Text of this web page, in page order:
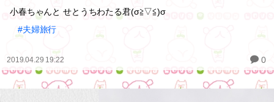
小春ちゃんと せとうちわたる君(σ≧▽≦)σ
#夫婦旅行
2019.04.29 19:22 0